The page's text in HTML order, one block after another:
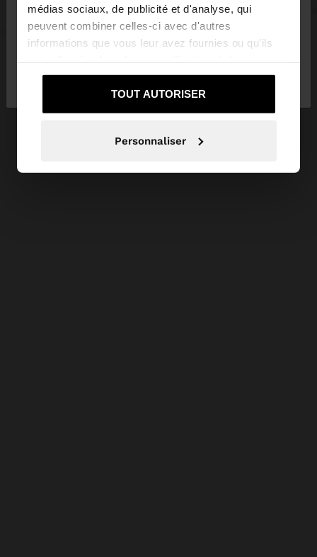
médias sociaux, de publicité et d'analyse, qui
peuvent combiner celles-ci avec d'autres
informations que vous leur avez fournies ou qu'ils
services.
TOUT AUTORISER
Personnaliser
parcourir notre site au United States?